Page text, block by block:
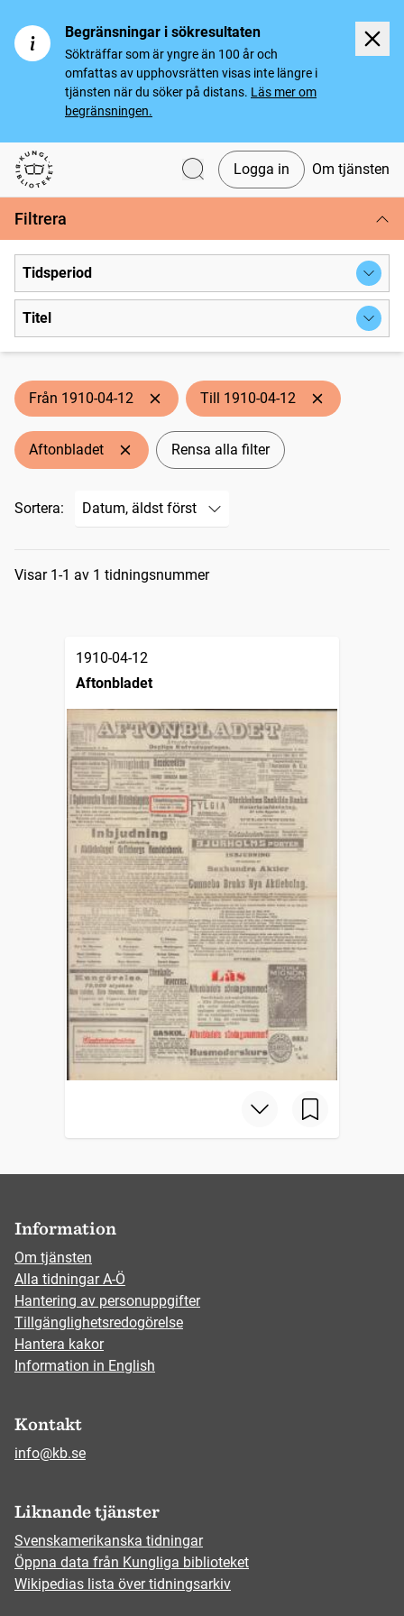
Begränsningar i sökresultaten
Sökträffar som är yngre än 100 år och
omfattas av upphovsrätten visas inte längre i
tjänsten när du söker på distans. Läs mer om
begränsningen.
Svenska tidningar
Logga in Om tjänsten
Filtrera
Tidsperiod
Titel
Från 1910-04-12 Till 1910-04-12
Aftonbladet Rensa alla filter
Sortera:
Sökresultat
Visar 1-1 av 1 tidningsnummer
1910-04-12
Aftonbladet
Information
Om tjänsten
Alla tidningar A-Ö
Hantering av personuppgifter
Tillgänglighetsredogörelse
Hantera kakor
Information in English
Kontakt
info@kb.se
Liknande tjänster
Svenskamerikanska tidningar
Öppna data från Kungliga biblioteket
Wikipedias lista över tidningsarkiv